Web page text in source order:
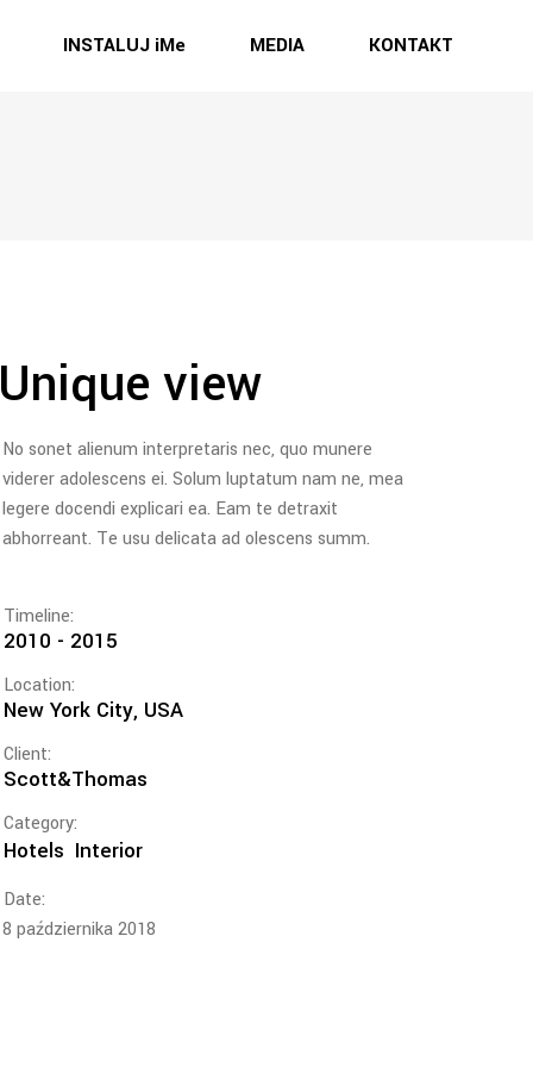
INSTALUJ iMe MEDIA KONTAKT
Unique view
No sonet alienum interpretaris nec, quo munere
viderer adolescens ei. Solum luptatum nam ne, mea
legere docendi explicari ea. Eam te detraxit
abhorreant. Te usu delicata ad olescens summ.
Timeline:
2010 - 2015
Location:
New York City, USA
Client:
Scott&Thomas
Category:
Hotels Interior
Date:
8 października 2018